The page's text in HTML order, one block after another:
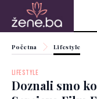
Početna Lifestyle
LIFESTYLE
Doznali smo